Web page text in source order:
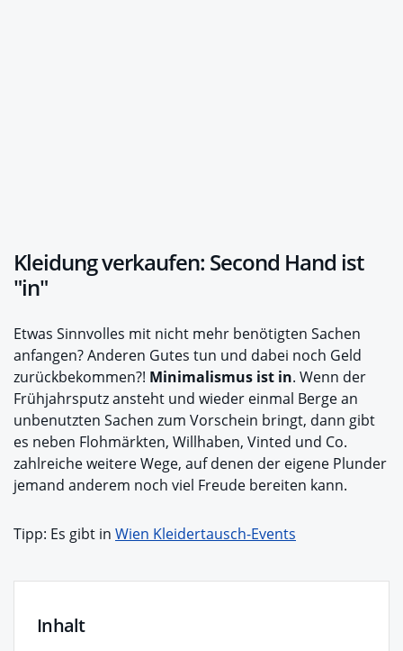
Kleidung verkaufen: Second Hand ist
"in"
Etwas Sinnvolles mit nicht mehr benötigten Sachen
anfangen? Anderen Gutes tun und dabei noch Geld
zurückbekommen?! Minimalismus ist in. Wenn der
Frühjahrsputz ansteht und wieder einmal Berge an
unbenutzten Sachen zum Vorschein bringt, dann gibt
es neben Flohmärkten, Willhaben, Vinted und Co.
zahlreiche weitere Wege, auf denen der eigene Plunder
jemand anderem noch viel Freude bereiten kann.
Tipp: Es gibt in Wien Kleidertausch-Events
Inhalt